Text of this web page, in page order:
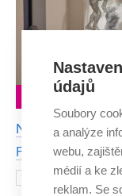
Na oltáři
FaVU andělé z
1. PROSINCE 2020
údajů
Soubory
a analýze
webu,
médií a ke
reklam. Se